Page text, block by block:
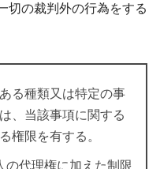
切の裁判外の行為をする
る種類又は特定の事
、当該事項に関する
権限を有する。
代理権に加えた制限